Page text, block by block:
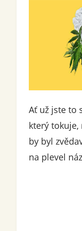
Ať už jste to
který tokuje,
by byl
na plevel